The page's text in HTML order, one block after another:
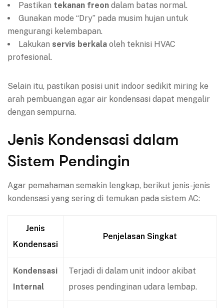
Pastikan tekanan freon dalam batas normal.
Gunakan mode “Dry” pada musim hujan untuk
mengurangi kelembapan.
Lakukan servis berkala oleh teknisi HVAC
profesional.
Selain itu, pastikan posisi unit indoor sedikit miring ke
arah pembuangan agar air kondensasi dapat mengalir
dengan sempurna.
Jenis Kondensasi dalam
Sistem Pendingin
Agar pemahaman semakin lengkap, berikut jenis-jenis
kondensasi yang sering di temukan pada sistem AC:
Jenis
Kondensasi
Penjelasan Singkat
Kondensasi
Internal
Terjadi di dalam unit indoor akibat
proses pendinginan udara lembap.